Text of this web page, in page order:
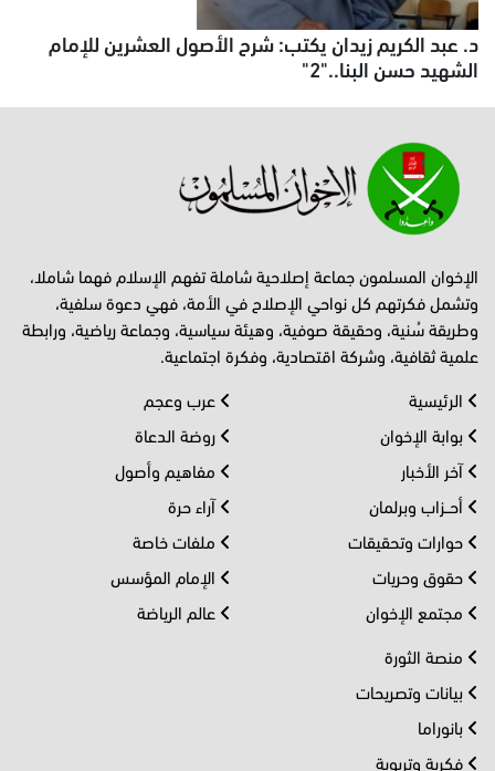
د. عبد الكريم زيدان يكتب: شرح الأصول العشرين للإمام
الشهيد حسن البنا.."2"
الإخوان المسلمون جماعة إصلاحية شاملة تفهم الإسلام فهما شاملا،
وتشمل فكرتهم كل نواحي الإصلاح في الأمة، فهي دعوة سلفية،
وطريقة سُنية، وحقيقة صوفية، وهيئة سياسية، وجماعة رياضية، ورابطة
علمية ثقافية، وشركة اقتصادية، وفكرة اجتماعية.
الرئيسية
بوابة الإخوان
آخر الأخبار
أحــزاب وبرلمان
حوارات وتحقيقات
حقوق وحريات
مجتمع الإخوان
عرب وعجم
روضة الدعاة
مفاهيم وأصول
آراء حرة
ملفات خاصة
الإمام المؤسس
عالم الرياضة
منصة الثورة
بيانات وتصريحات
بانوراما
فكرية وتربوية